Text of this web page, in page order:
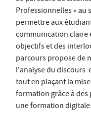
Professionnelles » au
permettre aux
communication claire
objectifs et des
parcours propose de
l'analyse du discours
tout en plaçant la
formation grâce à
une formation